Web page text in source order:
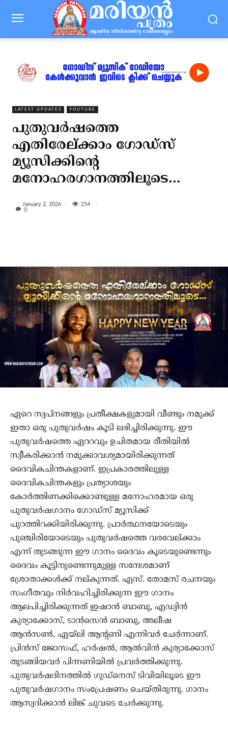
LATEST UPDATES YOUTUBE
പുതുവര്‍ഷത്തെ
എതിരേല്ക്കാം ഗോഡ്‌സ്
മ്യൂസിക്കിന്റെ
മനോഹരഗാനത്തിലൂടെ…
January 2, 2026
254
0
ഏറെ സ്വപ്‌നങ്ങളും പ്രതീക്ഷകളുമായി വീണ്ടും നമുക്ക്
ഇതാ ഒരു പുതുവര്‍ഷം കൂടി ലഭിച്ചിരിക്കുന്നു. ഈ
പുതുവര്‍ഷത്തെ ഏററവും ഉചിതമായ രീതിയില്‍
സ്വീകരിക്കാന്‍ നമുക്കാവശ്യമായിരിക്കുന്നത്
ദൈവികചിന്തകളാണ്. ഇപ്രകാരത്തിലുള്ള
ദൈവികചിന്തകളും പ്രത്യാശയും
കോര്‍ത്തിണക്കിക്കൊണ്ടുള്ള മനോഹരമായ ഒരു
പുതുവര്‍ഷഗാനം ഗോഡ്‌സ് മ്യൂസിക്ക്
പുറത്തിറക്കിയിരിക്കുന്നു. പ്രാര്‍ത്ഥനയോടെയും
പുഞ്ചിരിയോടെയും പുതുവര്‍ഷത്തെ വരവേല്ക്കാം
എന്ന് തുടങ്ങുന്ന ഈ ഗാനം ദൈവം കൂടെയുണ്ടെന്നും
ദൈവം കൂട്ടിനുണ്ടെന്നുമുള്ള സന്ദേശമാണ്
ശ്രോതാക്കള്‍ക്ക് നല്കുന്നത്. എസ്. തോമസ് രചനയും
സംഗീതവും നിര്‍വഹിച്ചിരിക്കുന്ന ഈ ഗാനം
ആലപിച്ചിരിക്കുന്നത് ഇഷാന്‍ ബാബു, എഡ്വിന്‍
കുര്യാക്കോസ്, ടാന്‍സെന്‍ ബാബു, അലീഷ
ആന്‍സണ്‍, ഏയ്‌ലി ആന്റണി എന്നിവര്‍ ചേര്‍ന്നാണ്.
പ്രിന്‍സ് ജോസഫ്, ഹര്‍ഷല്‍, ആല്‍വിന്‍ കുര്യാക്കോസ്
തുടങ്ങിയവര്‍ പിന്നണിയില്‍ പ്രവര്‍ത്തിക്കുന്നു.
പുതുവര്‍ഷദിനത്തില്‍ ഗുഡ്‌നെസ് ടിവിയിലൂടെ ഈ
പുതുവര്‍ഷഗാനം സംപ്രേഷണം ചെയ്തിരുന്നു. ഗാനം
ആസ്വദിക്കാന്‍ ലിങ്ക് ചുവടെ ചേര്‍ക്കുന്നു.